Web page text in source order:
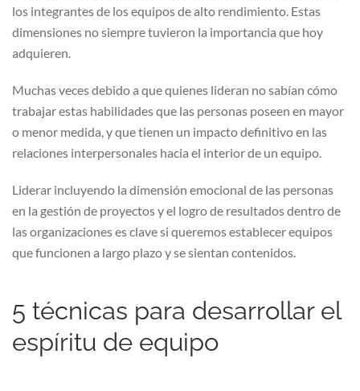
los integrantes de los equipos de alto rendimiento. Estas
dimensiones no siempre tuvieron la importancia que hoy
adquieren.
Muchas veces debido a que quienes lideran no sabían cómo
trabajar estas habilidades que las personas poseen en mayor
o menor medida, y que tienen un impacto definitivo en las
relaciones interpersonales hacia el interior de un equipo.
Liderar incluyendo la dimensión emocional de las personas
en la gestión de proyectos y el logro de resultados dentro de
las organizaciones es clave si queremos establecer equipos
que funcionen a largo plazo y se sientan contenidos.
5 técnicas para desarrollar el
espíritu de equipo